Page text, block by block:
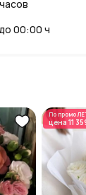
00:00 ч
По промо
цена 11